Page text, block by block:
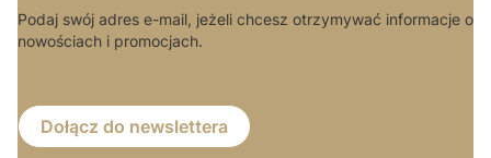
Podaj swój adres e-mail, jeżeli chcesz otrzymywać informacje o
nowościach i promocjach.
Dołącz do newslettera